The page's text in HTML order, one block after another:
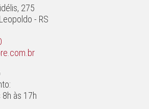
275
- RS
8h às 17h